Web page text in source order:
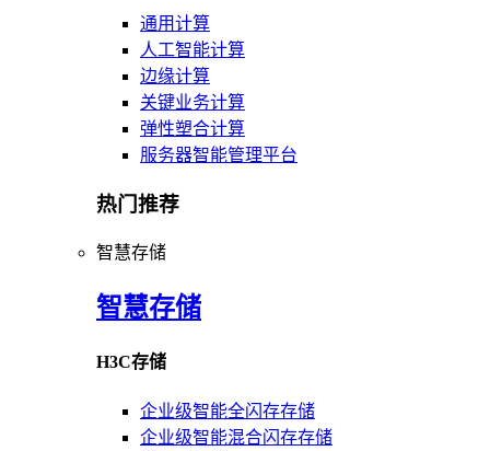
通用计算
人工智能计算
边缘计算
关键业务计算
弹性塑合计算
服务器智能管理平台
热门推荐
智慧存储
智慧存储
H3C存储
企业级智能全闪存存储
企业级智能混合闪存存储